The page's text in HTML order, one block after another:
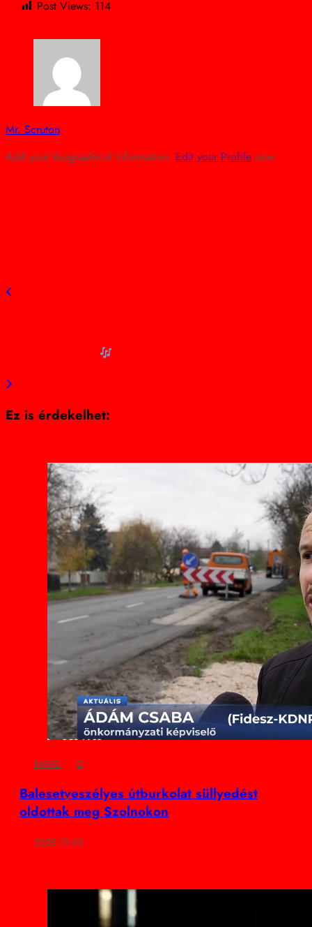
Post Views: 114
Mr. Scruton
Add your Biographical Information. Edit your Profile now.
Ez is érdekelhet:
NA90 0
Balesetveszélyes útburkolat süllyedést
oldottak meg Szolnokon
2025.12.03.